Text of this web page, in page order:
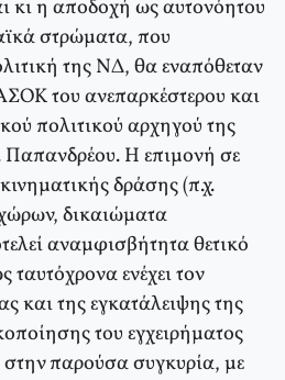
κι η αποδοχή ως αυτονόητου
στρώματα, που
της ΝΔ, θα εναπόθεταν
του ανεπαρκέστερου και
πολιτικού αρχηγού της
Παπανδρέου. Η επιμονή σε
δράσης (π.χ.
δικαιώματα
αναμφισβήτητα θετικό
ταυτόχρονα ενέχει τον
και της εγκατάλειψης της
του εγχειρήματος
παρούσα συγκυρία, με